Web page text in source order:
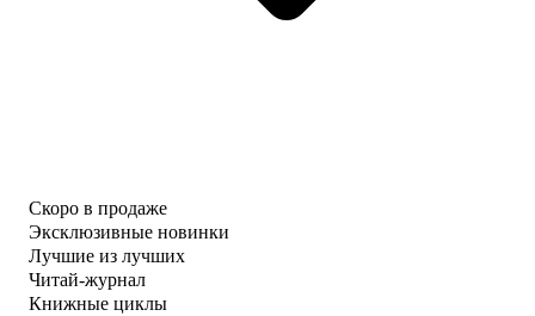
Скоро в продаже
Эксклюзивные новинки
Лучшие из лучших
Читай-журнал
Книжные циклы